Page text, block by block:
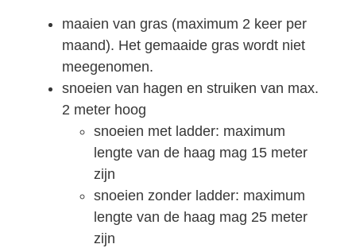
maaien van gras (maximum 2 keer per
maand). Het gemaaide gras wordt niet
meegenomen.
snoeien van hagen en struiken van max.
2 meter hoog
snoeien met ladder: maximum
lengte van de haag mag 15 meter
zijn
snoeien zonder ladder: maximum
lengte van de haag mag 25 meter
zijn